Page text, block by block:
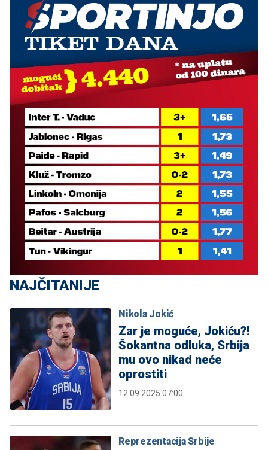
NAJČITANIJE
Nikola Jokić
Zar je moguće, Jokiću?!
Šokantna odluka, Srbija
mu ovo nikad neće
oprostiti
12.09.2025 07:00
Reprezentacija Srbije